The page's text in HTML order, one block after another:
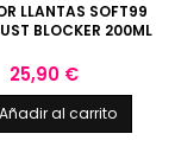
LLANTAS SOFT99
BLOCKER 200ML
Precio
25,90 €
Añadir al carrito